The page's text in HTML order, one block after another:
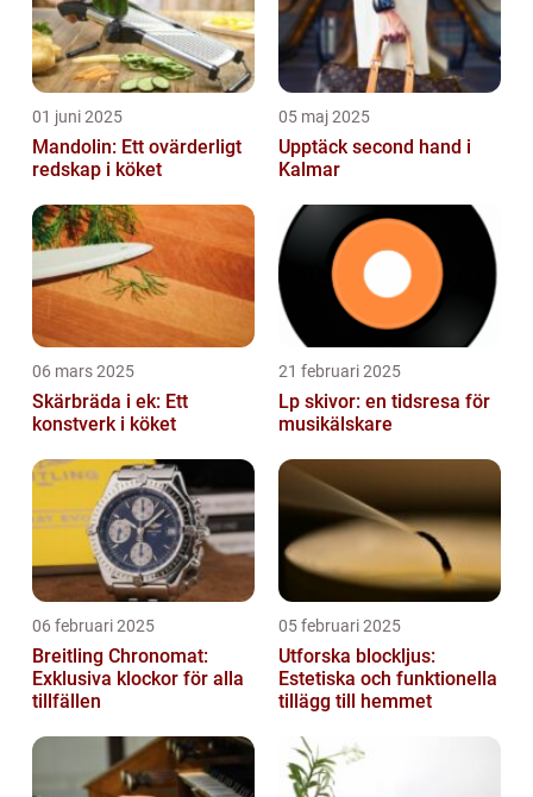
01 juni 2025
Mandolin: Ett ovärderligt
redskap i köket
05 maj 2025
Upptäck second hand i
Kalmar
06 mars 2025
Skärbräda i ek: Ett
konstverk i köket
21 februari 2025
Lp skivor: en tidsresa för
musikälskare
06 februari 2025
Breitling Chronomat:
Exklusiva klockor för alla
tillfällen
05 februari 2025
Utforska blockljus:
Estetiska och funktionella
tillägg till hemmet